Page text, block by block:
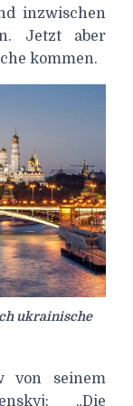
inzwischen
Jetzt aber
kommen.
ukrainische
von seinem
„Die